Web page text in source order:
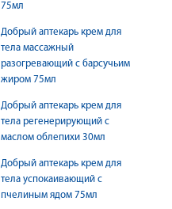
75мл
Добрый аптекарь крем для
тела массажный
разогревающий с барсучьим
жиром 75мл
Добрый аптекарь крем для
тела регенерирующий с
маслом облепихи 30мл
Добрый аптекарь крем для
тела успокаивающий с
пчелиным ядом 75мл